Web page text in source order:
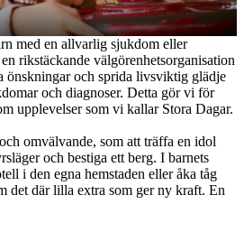
med en allvarlig sjukdom eller
rikstäckande välgörenhetsorganisation
önskningar och sprida livsviktig glädje
och diagnoser. Detta gör vi för
upplevelser som vi kallar Stora Dagar.
omvälvande, som att träffa en idol
och bestiga ett berg. I barnets
i den egna hemstaden eller åka tåg
det där lilla extra som ger ny kraft. En